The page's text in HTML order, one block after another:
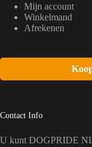
Mijn account
Winkelmand
Afrekenen
Contact Info
U kunt DOGPRIDE